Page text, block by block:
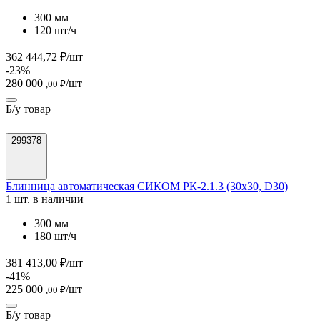
300 мм
120 шт/ч
362 444,72 ₽/шт
-23%
280 000 ,00 ₽/шт
Б/у товар
299378
Блинница автоматическая СИКОМ РК-2.1.3 (30х30, D30)
1 шт. в наличии
300 мм
180 шт/ч
381 413,00 ₽/шт
-41%
225 000 ,00 ₽/шт
Б/у товар